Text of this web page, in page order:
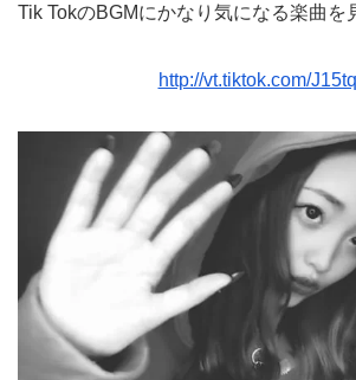
Tik TokのBGMにかなり気になる楽曲を
http://vt.tiktok.com/